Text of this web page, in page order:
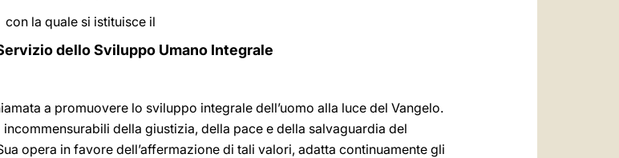
con la quale si istituisce il
dello Sviluppo Umano Integrale
a promuovere lo sviluppo integrale dell’uomo alla luce del Vangelo.
della giustizia, della pace e della salvaguardia del
opera in favore dell’affermazione di tali valori, adatta continuamente gli